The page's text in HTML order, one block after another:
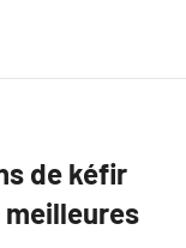
de kéfir
meilleures